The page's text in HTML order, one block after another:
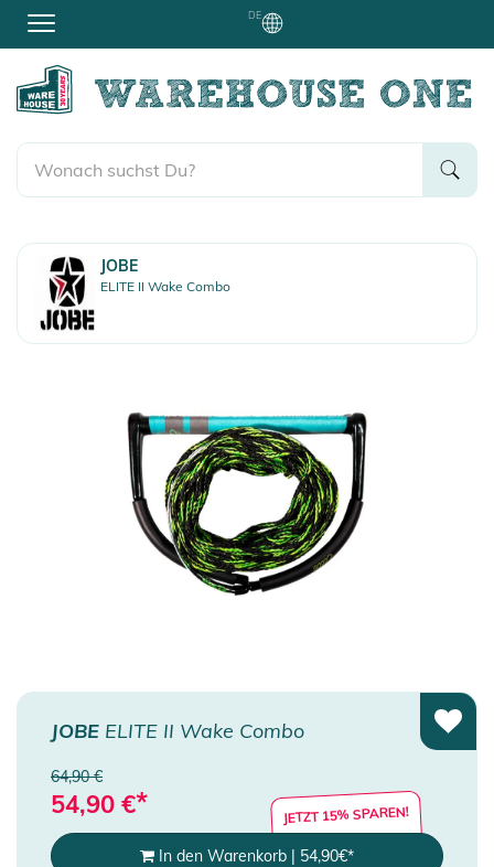
DE
JOBE
ELITE II Wake Combo
JOBE ELITE II Wake Combo
64,90 €
54,90 €* JETZT 15% SPAREN!
In den Warenkorb | 54,90€*